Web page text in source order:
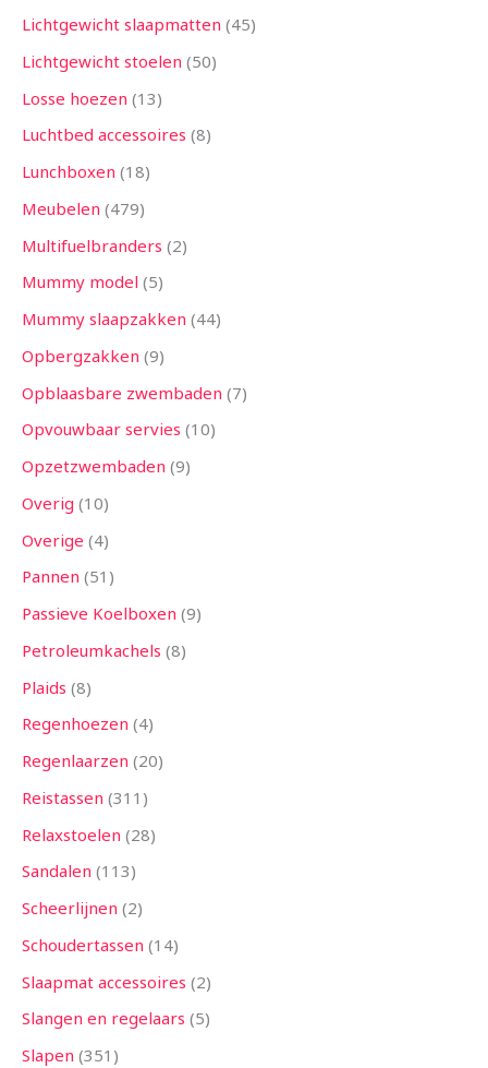
Lichtgewicht slaapmatten 45
Lichtgewicht stoelen 50
Losse hoezen 13
Luchtbed accessoires 8
Lunchboxen 18
Meubelen 479
Multifuelbranders 2
Mummy model 5
Mummy slaapzakken 44
Opbergzakken 9
Opblaasbare zwembaden 7
Opvouwbaar servies 10
Opzetzwembaden 9
Overig 10
Overige 4
Pannen 51
Passieve Koelboxen 9
Petroleumkachels 8
Plaids 8
Regenhoezen 4
Regenlaarzen 20
Reistassen 311
Relaxstoelen 28
Sandalen 113
Scheerlijnen 2
Schoudertassen 14
Slaapmat accessoires 2
Slangen en regelaars 5
Slapen 351